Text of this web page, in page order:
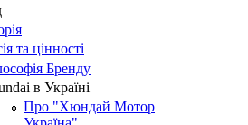
та цінності
Бренду
в Україні
Про "Хюндай Мотор